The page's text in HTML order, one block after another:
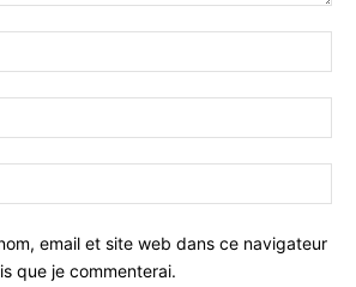
email et site web dans ce navigateur
que je commenterai.